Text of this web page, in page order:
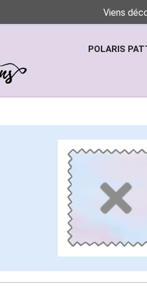
Viens
POLARIS